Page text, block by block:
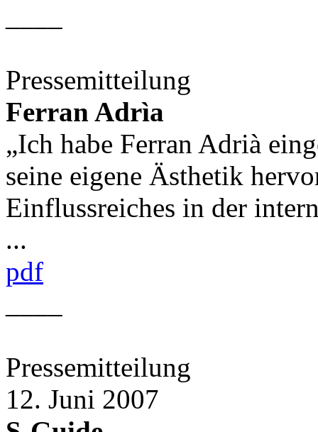
Pressemitteilung
Ferran Adrìa
„Ich habe Ferran Adrià
seine eigene Ästhetik
Einflussreiches in der
...
pdf
Pressemitteilung
12. Juni 2007